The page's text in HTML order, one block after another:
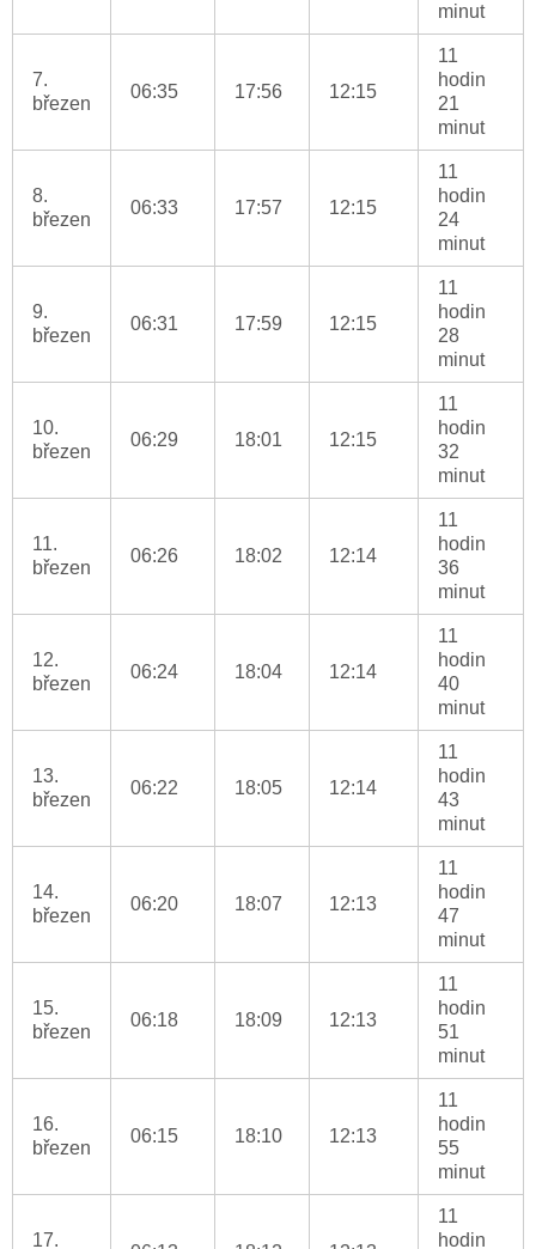
minut
7.
březen
06:35 17:56 12:15
11
hodin
21
minut
8.
březen
06:33 17:57 12:15
11
hodin
24
minut
9.
březen
06:31 17:59 12:15
11
hodin
28
minut
10.
březen
06:29 18:01 12:15
11
hodin
32
minut
11.
březen
06:26 18:02 12:14
11
hodin
36
minut
12.
březen
06:24 18:04 12:14
11
hodin
40
minut
13.
březen
06:22 18:05 12:14
11
hodin
43
minut
14.
březen
06:20 18:07 12:13
11
hodin
47
minut
15.
březen
06:18 18:09 12:13
11
hodin
51
minut
16.
březen
06:15 18:10 12:13
11
hodin
55
minut
17.
11
hodin